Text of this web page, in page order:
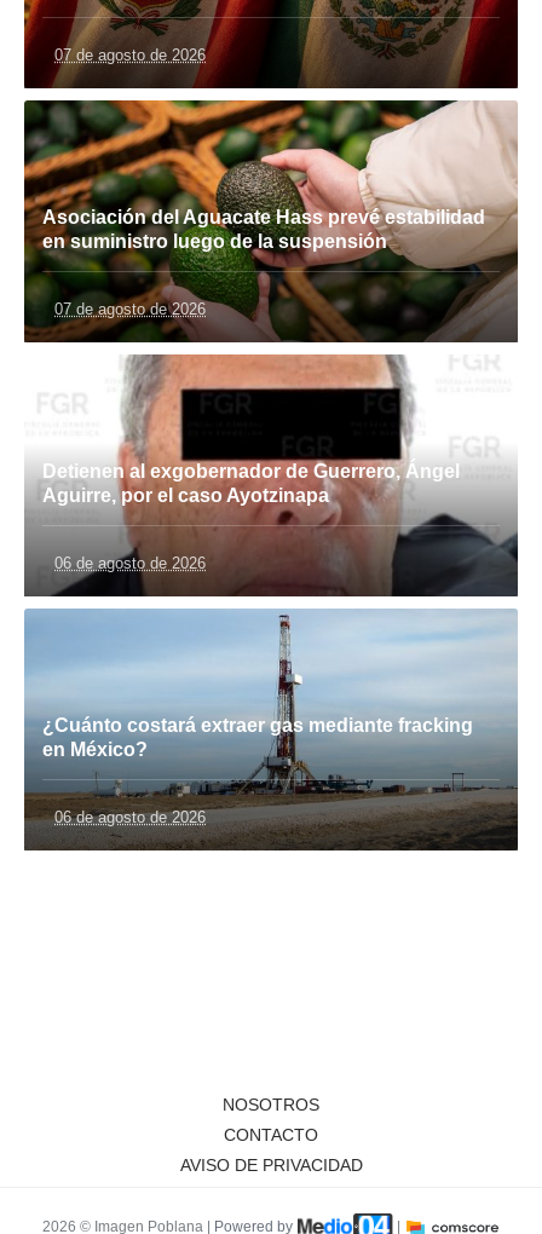
07 de agosto de 2026
Asociación del Aguacate Hass prevé estabilidad
en suministro luego de la suspensión
07 de agosto de 2026
Detienen al exgobernador de Guerrero, Ángel
Aguirre, por el caso Ayotzinapa
06 de agosto de 2026
¿Cuánto costará extraer gas mediante fracking
en México?
06 de agosto de 2026
NOSOTROS
CONTACTO
AVISO DE PRIVACIDAD
2026 © Imagen Poblana | Powered by